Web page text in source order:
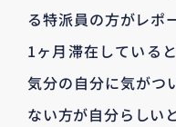
る特派員の方がレポ
1ヶ月滞在している
気分の自分に気がつ
ない方が自分らしい